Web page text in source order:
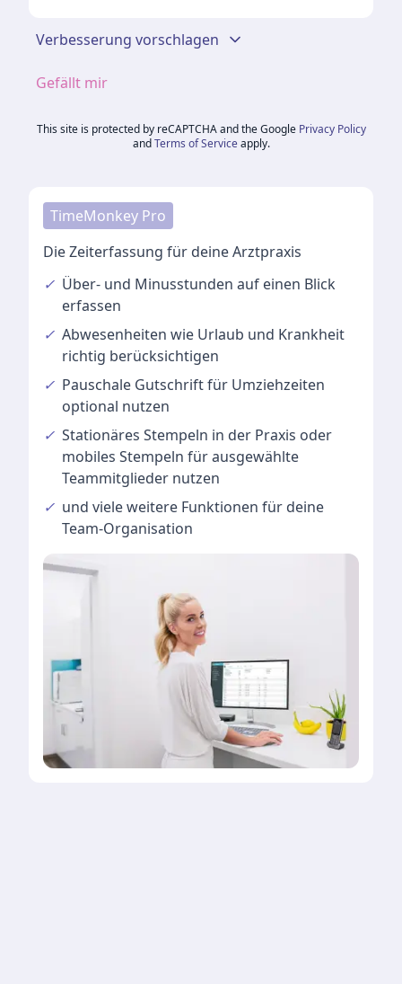
Verbesserung vorschlagen
Gefällt mir
This site is protected by reCAPTCHA and the Google Privacy Policy
and Terms of Service apply.
TimeMonkey Pro
Die Zeiterfassung für deine Arztpraxis
✓ Über- und Minusstunden auf einen Blick
erfassen
✓ Abwesenheiten wie Urlaub und Krankheit
richtig berücksichtigen
✓ Pauschale Gutschriftfür Umziehzeiten
optional nutzen
✓ Stationäres Stempeln in der Praxis oder
mobiles Stempeln für ausgewählte
Teammitglieder nutzen
✓ und vieleweitere Funktionen für deine
Team-Organisation